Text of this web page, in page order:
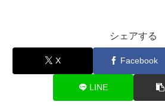
シェアする
X Facebook
LINE